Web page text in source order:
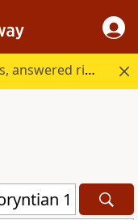
Every question Bible study raises, answered right here.